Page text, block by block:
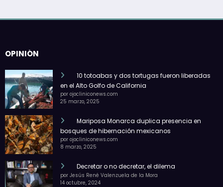
OPINIÓN
10 totoabas y dos tortugas fueron liberadas
en el Alto Golfo de California
por ojocliniconews.com
25 marzo, 2025
Mariposa Monarca duplica presencia en
bosques de hibernación mexicanos
por ojocliniconews.com
8 marzo, 2025
Decretar o no decretar, el dilema
por Jesús René Valenzuela de la Mora
14 octubre, 2024